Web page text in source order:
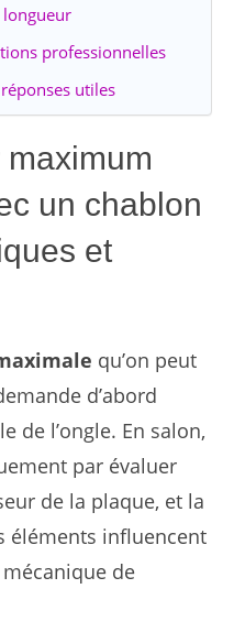
professionnelles
utiles
un chablon
et
qu’on peut
d’abord
de l’ongle. En salon,
par évaluer
de la plaque, et la
éléments influencent
de